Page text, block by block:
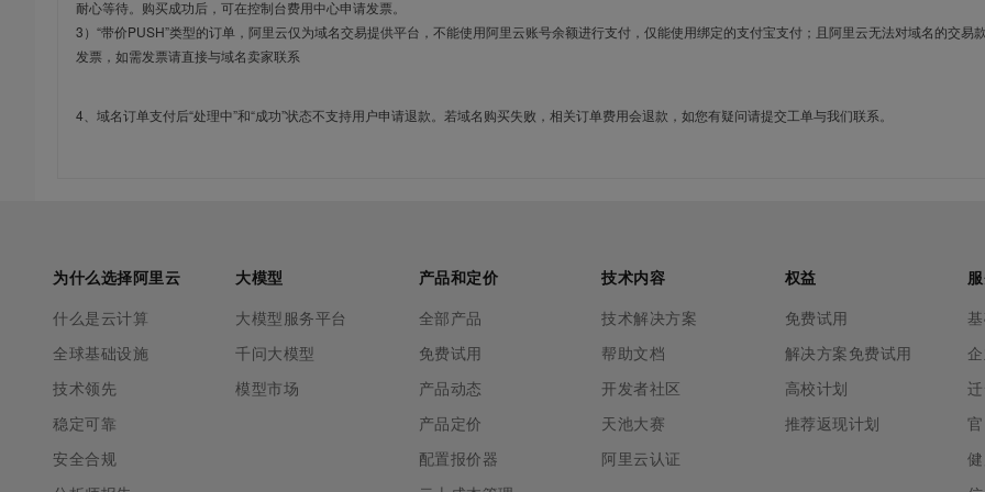
耐心等待。购买成功后，可在控制台费用中心申请发票。
3）“带价PUSH”类型的订单，阿里云仅为域名交易提供平台，不能使用阿里云账号余额进行支付，仅能使用绑定的支付宝支付；且阿里云无法对域名的交易
发票，如需发票请直接与域名卖家联系
4、域名订单支付后“处理中”和“成功”状态不支持用户申请退款。若域名购买失败，相关订单费用会退款，如您有疑问请提交工单与我们联系。